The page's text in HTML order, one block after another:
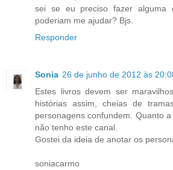
sei se eu preciso fazer alguma
poderiam me ajudar? Bjs.
Responder
Sonia 26 de junho de 2012 às
Estes livros devem ser
histórias assim, cheias de
personagens confundem. Quanto
não tenho este canal.
Gostei da ideia de anotar os
soniacarmo